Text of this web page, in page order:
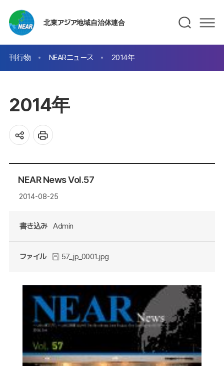
北東アジア地域自治体連合
刊行物 NEARニュース 2014年
2014年
NEAR News Vol.57
2014-08-25
書き込み Admin
ファイル 57_jp_0001.jpg